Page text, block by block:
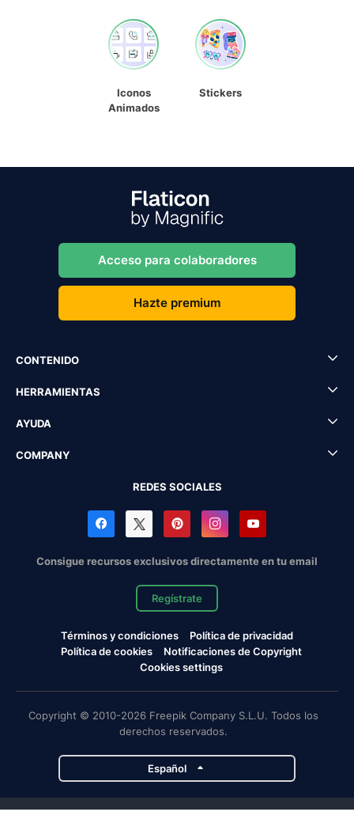
Iconos
Animados
Stickers
Acceso para colaboradores
Hazte premium
CONTENIDO
HERRAMIENTAS
AYUDA
COMPANY
REDES SOCIALES
Consigue recursos exclusivos directamente en tu email
Regístrate
Términos y condiciones
Política de privacidad
Política de cookies
Notificaciones de Copyright
Cookies settings
Copyright © 2010-2026 Freepik Company S.L.U. Todos los
derechos reservados.
Español